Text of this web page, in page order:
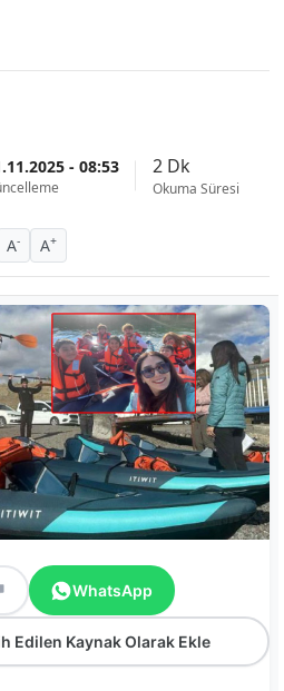
- 08:53 2 Dk
Okuma Süresi
A- A+
WhatsApp
Edilen Kaynak Olarak Ekle